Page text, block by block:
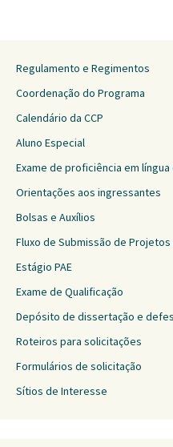
Regulamento e Regimentos
Coordenação do Programa
Calendário da CCP
Aluno Especial
Exame de proficiência em
Orientações aos ingressantes
Bolsas e Auxílios
Fluxo de Submissão de Projetos
Estágio PAE
Exame de Qualificação
Depósito de dissertação e
Roteiros para solicitações
Formulários de solicitação
Sítios de Interesse